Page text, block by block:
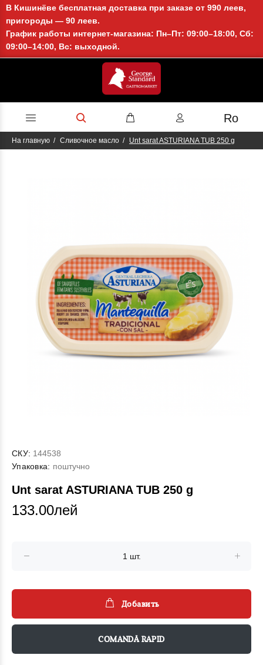
В Кишинёве бесплатная доставка при заказе от 990 леев,
пригороды — 90 леев.
График работы интернет-магазина: Пн–Пт: 09:00–18:00, Сб:
09:00–14:00, Вс: выходной.
Ro
На главную Cливочное масло Unt sarat ASTURIANA TUB 250 g
СКУ: 144538
Упаковка: поштучно
Unt sarat ASTURIANA TUB 250 g
133.00лей
Добавить
COMANDĂ RAPID